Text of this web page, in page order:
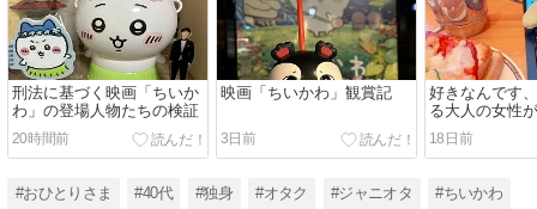
刑法に基づく映画「ちいか
わ」の登場人物たちの検証
20時間前
映画「ちいかわ」観賞記
3日前
好きなんです
る大人の女性が
18日前
#おひとりさま #40代 #独身 #オタク #ジャニオタ #ちいかわ